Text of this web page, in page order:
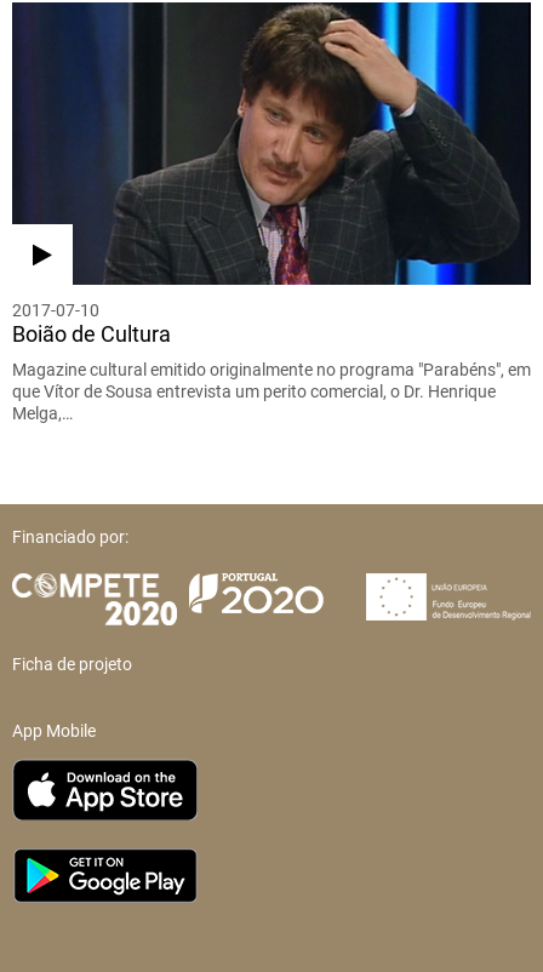
2017-07-10
Boião de Cultura
Magazine cultural emitido originalmente no programa "Parabéns", em
que Vítor de Sousa entrevista um perito comercial, o Dr. Henrique
Melga,…
Financiado por:
Ficha de projeto
App Mobile